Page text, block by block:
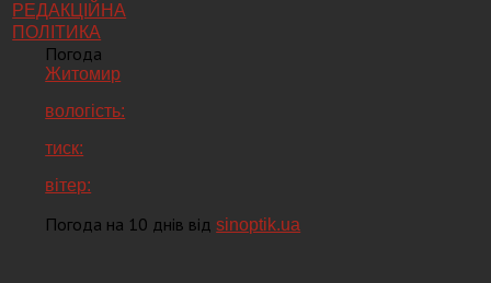
РЕДАКЦІЙНА
ПОЛІТИКА
Погода
Житомир
вологість:
тиск:
вітер:
Погода на 10 днів відsinoptik.ua